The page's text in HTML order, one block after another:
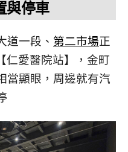
與停車
道一段、 第二市場正
仁愛醫院站】，金町
當顯眼，周邊就有汽